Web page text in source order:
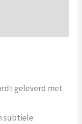
geleverd met
subtiele